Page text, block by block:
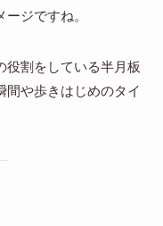
ジですね。
役割をしている半月板
間や歩きはじめのタイ